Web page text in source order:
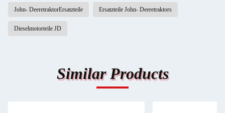
John- DeeretraktorErsatzteile Ersatzteile John- Deeretraktors
Dieselmotorteile JD
Similar Products